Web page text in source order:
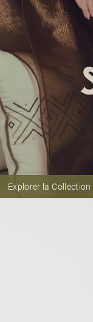
Explorer la Collection